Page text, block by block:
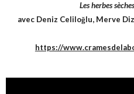
Les herbes sèches
avec Deniz Celiloğlu, Merve
https://